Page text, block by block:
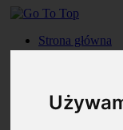
Strona główna
Roczniki
Kontakt
Szukaj